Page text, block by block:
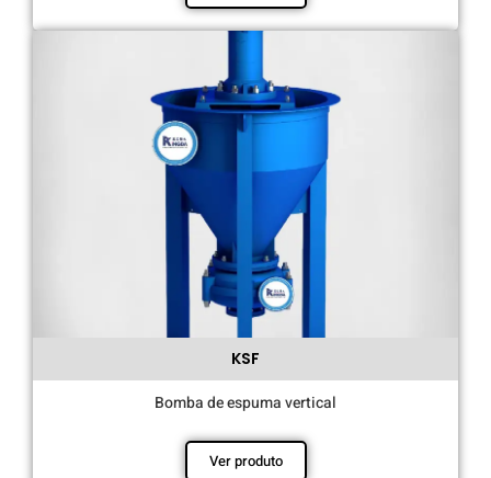
KSF
Bomba de espuma vertical
Ver produto